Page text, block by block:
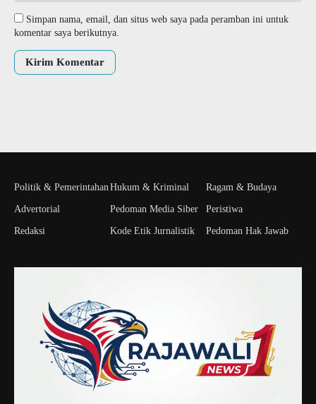
Simpan nama, email, dan situs web saya pada peramban ini untuk
komentar saya berikutnya.
Politik & Pemerintahan
Advertorial
Redaksi
Hukum & Kriminal
Pedoman Media Siber
Kode Etik Jurnalistik
Ragam & Budaya
Peristiwa
Pedoman Hak Jawab